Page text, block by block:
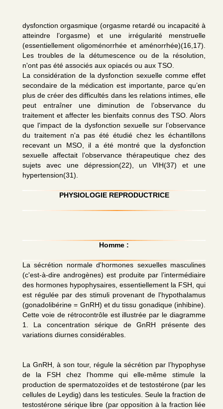
dysfonction orgasmique (orgasme retardé ou incapacité à
atteindre l’orgasme) et une irrégularité menstruelle
(essentiellement oligoménorrhée et aménorrhée)(16,17).
Les troubles de la détumescence ou de la résolution,
n'ont pas été associés aux opiacés ou aux TSO.
La considération de la dysfonction sexuelle comme effet
secondaire de la médication est importante, parce qu’en
plus de créer des difficultés dans les relations intimes, elle
peut entraîner une diminution de l’observance du
traitement et affecter les bienfaits connus des TSO. Alors
que l'impact de la dysfonction sexuelle sur l’observance
du traitement n'a pas été étudié chez les échantillons
recevant un MSO, il a été montré que la dysfonction
sexuelle affectait l’observance thérapeutique chez des
sujets avec une dépression(22), un VIH(37) et une
hypertension(31).
PHYSIOLOGIE REPRODUCTRICE
Homme :
La sécrétion normale d'hormones sexuelles masculines
(c'est-à-dire androgènes) est produite par l’intermédiaire
des hormones hypophysaires, essentiellement la FSH, qui
est régulée par des stimuli provenant de l'hypothalamus
(gonadolibérine = GnRH) et du tissu gonadique (inhibine).
Cette voie de rétrocontrôle est illustrée par le diagramme
1. La concentration sérique de GnRH présente des
variations diurnes considérables.
La GnRH, à son tour, régule la sécrétion par l’hypophyse
de la FSH chez l’homme qui elle-même stimule la
production de spermatozoïdes et de testostérone (par les
cellules de Leydig) dans les testicules. Seule la fraction de
testostérone sérique libre (par opposition à la fraction liée